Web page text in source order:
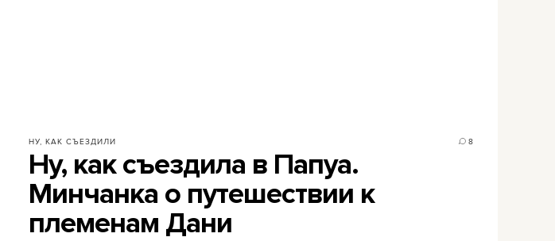
НУ, КАК СЪЕЗДИЛИ 8
Ну, как съездила в Папуа.
Минчанка о путешествии к
племенам Дани